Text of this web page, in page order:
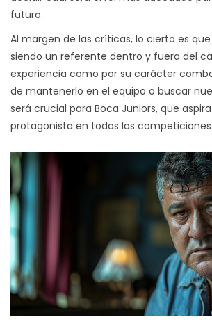
futuro.
Al margen de las críticas, lo cierto es
siendo un referente dentro y fuera del
experiencia como por su carácter
de mantenerlo en el equipo o buscar
será crucial para Boca Juniors, que
protagonista en todas las